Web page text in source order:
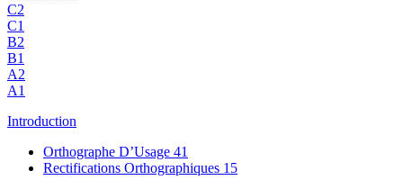
C2
C1
B2
B1
A2
A1
Introduction
Orthographe D’Usage 41
Rectifications Orthographiques 15